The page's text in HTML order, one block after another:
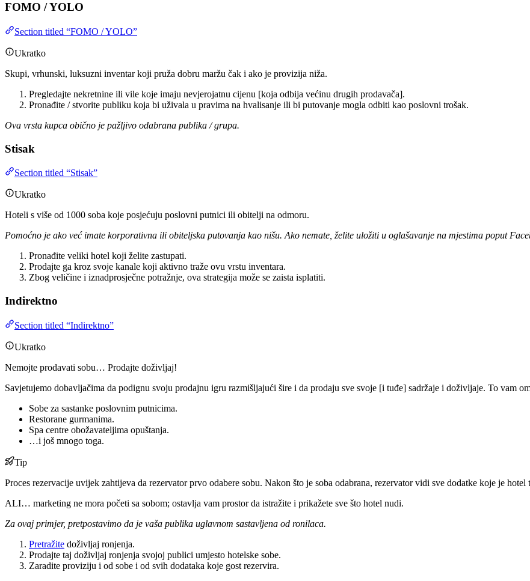
FOMO / YOLO
Section titled “FOMO / YOLO”
Ukratko
Skupi, vrhunski, luksuzni inventar koji pruža dobru maržu čak i ako je provizija niža.
Pregledajte nekretnine ili vile koje imaju nevjerojatnu cijenu [koja odbija većinu drugih prodavača].
Pronađite / stvorite publiku koja bi uživala u pravima na hvalisanje ili bi putovanje mogla odbiti kao poslovni trošak.
Ova vrsta kupca obično je pažljivo odabrana publika / grupa.
Stisak
Section titled “Stisak”
Ukratko
Hoteli s više od 1000 soba koje posjećuju poslovni putnici ili obitelji na odmoru.
Pomoćno je ako već imate korporativna ili obiteljska putovanja kao nišu. Ako nemate, želite uložiti u oglašavanje na mjestima poput
Pronađite veliki hotel koji želite zastupati.
Prodajte ga kroz svoje kanale koji aktivno traže ovu vrstu inventara.
Zbog veličine i iznadprosječne potražnje, ova strategija može se zaista isplatiti.
Indirektno
Section titled “Indirektno”
Ukratko
Nemojte prodavati sobu… Prodajte doživljaj!
Savjetujemo dobavljačima da podignu svoju prodajnu igru razmišljajući šire i da prodaju sve svoje [i tuđe] sadržaje i doživljaje. To vam
Sobe za sastanke poslovnim putnicima.
Restorane gurmanima.
Spa centre obožavateljima opuštanja.
…i još mnogo toga.
Tip
Proces rezervacije uvijek zahtijeva da rezervator prvo odabere sobu. Nakon što je soba odabrana, rezervator vidi sve dodatke koje je hotel
ALI… marketing ne mora početi sa sobom; ostavlja vam prostor da istražite i prikažete sve što hotel nudi.
Za ovaj primjer, pretpostavimo da je vaša publika uglavnom sastavljena od ronilaca.
Pretražite doživljaj ronjenja.
Prodajte taj doživljaj ronjenja svojoj publici umjesto hotelske sobe.
Zaradite proviziju i od sobe i od svih dodataka koje gost rezervira.